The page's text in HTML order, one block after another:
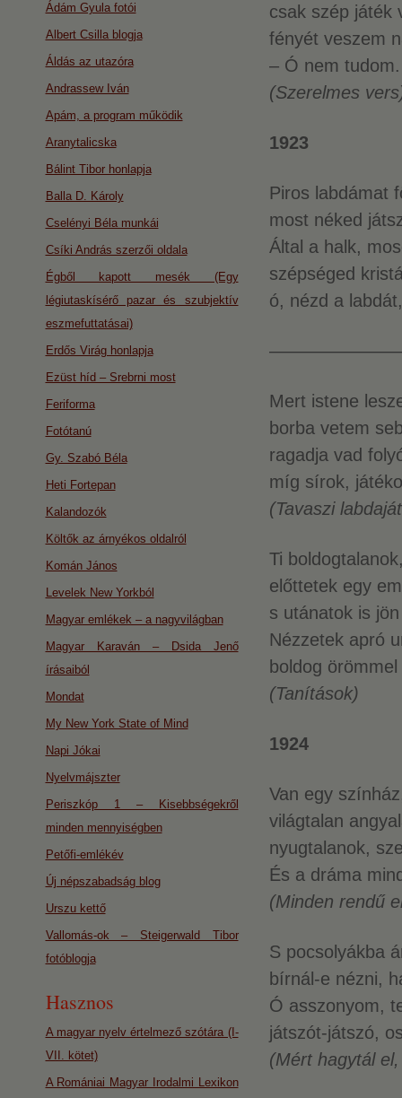
csak szép játék
fényét veszem
– Ó nem
(Szerelmes
1923
Piros labdámat
most néked
Által a halk,
szépséged
ó, nézd a
Mert istene
borba vetem
ragadja vad
míg sírok,
(Tavaszi
Ti
előttetek egy
s utánatok is
Nézzetek apró
boldog
(Tanítások)
1924
Van egy
világtalan
nyugtalanok,
És a dráma
(Minden rendű
S pocsolyákba
bírnál-e nézni,
Ó asszonyom,
játszót-játszó,
(Mért hagytál
Ádám Gyula fotói
Albert Csilla blogja
Áldás az utazóra
Andrassew Iván
Apám, a program működik
Aranytalicska
Bálint Tibor honlapja
Balla D. Károly
Cselényi Béla munkái
Csíki András szerzői oldala
Égből kapott mesék (Egy
légiutaskísérő pazar és szubjektív
eszmefuttatásai)
Erdős Virág honlapja
Ezüst híd – Srebrni most
Feriforma
Fotótanú
Gy. Szabó Béla
Heti Fortepan
Kalandozók
Költők az árnyékos oldalról
Komán János
Levelek New Yorkból
Magyar emlékek – a nagyvilágban
Magyar Karaván – Dsida Jenő
írásaiból
Mondat
My New York State of Mind
Napi Jókai
Nyelvmájszter
Periszkóp 1 – Kisebbségekről
minden mennyiségben
Petőfi-emlékév
Új népszabadság blog
Urszu kettő
Vallomás-ok – Steigerwald Tibor
fotóblogja
Hasznos
A magyar nyelv értelmező szótára (I-
VII. kötet)
A Romániai Magyar Irodalmi Lexikon